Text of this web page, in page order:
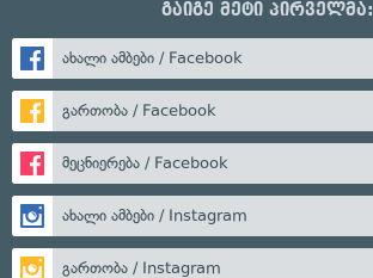
გაიგე მეტი პირველმა:
ახალი ამბები / Facebook
გართობა / Facebook
მეცნიერება / Facebook
ახალი ამბები / Instagram
გართობა / Instagram